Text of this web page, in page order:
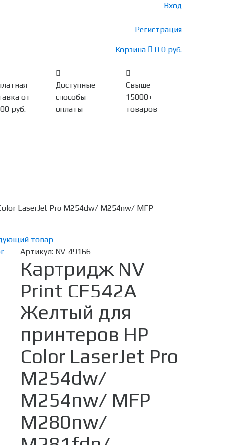
Вход
Регистрация
Корзина 0 0 руб.
от
руб.
Доступные
способы
оплаты
Свыше
15000+
товаров
LaserJet Pro M254dw/ M254nw/ MFP
товар
Артикул: NV-49166
Картридж NV
Print CF542A
Желтый для
принтеров HP
Color LaserJet Pro
M254dw/
M254nw/ MFP
M280nw/